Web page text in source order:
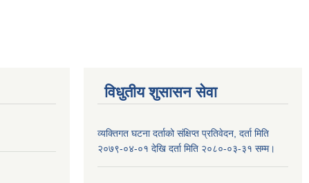
विधुतीय शुसासन सेवा
व्यक्तिगत घटना दर्ताको संक्षिप्त प्रतिवेदन, दर्ता मिति
२०७९-०४-०१ देखि दर्ता मिति २०८०-०३-३१ सम्म।